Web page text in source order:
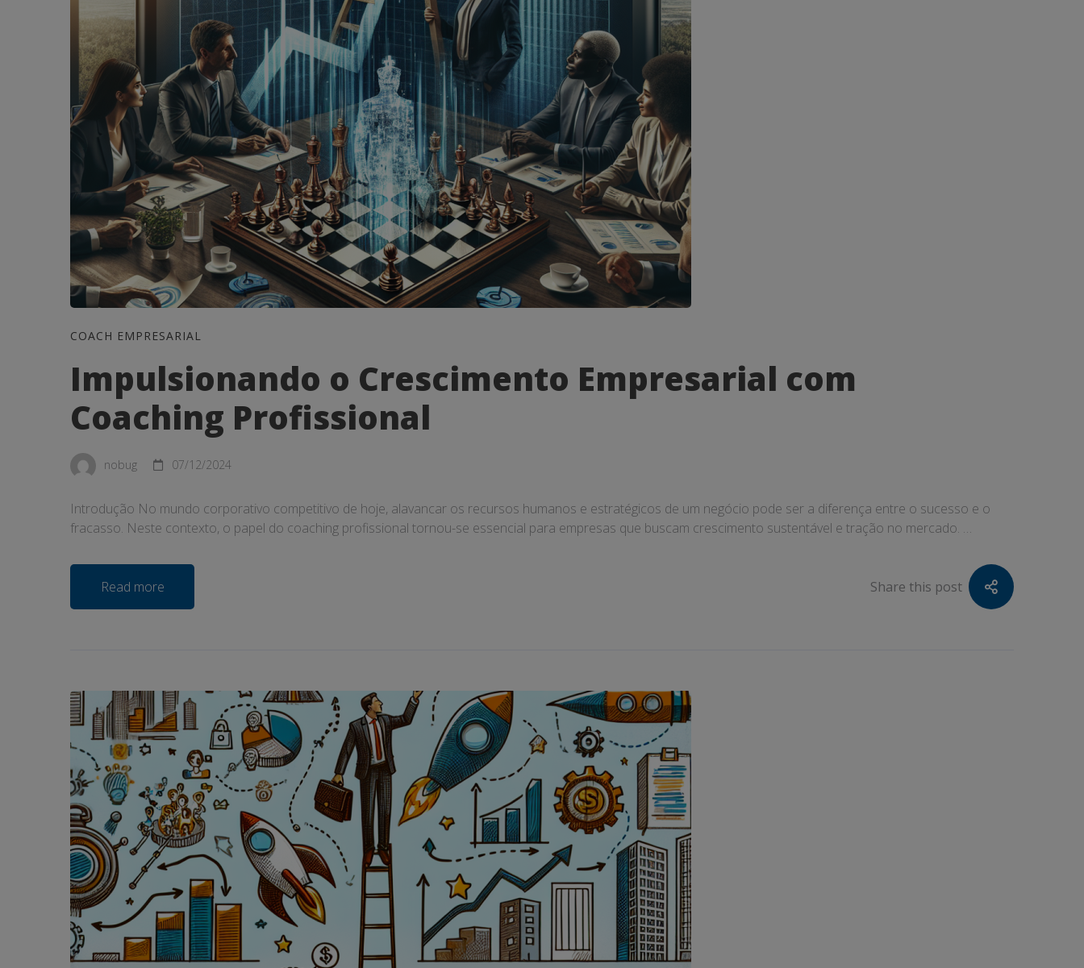
COACH EMPRESARIAL
Impulsionando o Crescimento Empresarial com
Coaching Profissional
nobug 07/12/2024
Introdução No mundo corporativo competitivo de hoje, alavancar os recursos humanos e estratégicos de um negócio pode ser a diferença entre o sucesso e o
fracasso. Neste contexto, o papel do coaching profissional tornou-se essencial para empresas que buscam crescimento sustentável e tração no mercado. …
Read more Share this post